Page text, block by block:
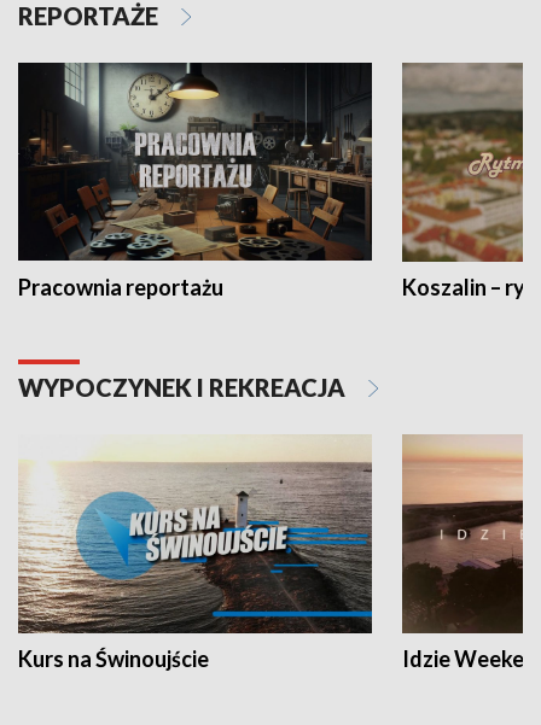
REPORTAŻE
Pracownia reportażu Koszalin –
WYPOCZYNEK I REKREACJA
Kurs na Świnoujście Idzie